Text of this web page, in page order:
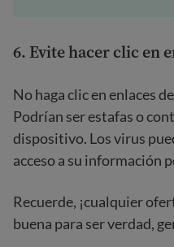
6. Evite hacer clic en
No haga clic en enlaces
Podrían ser estafas o
dispositivo. Los virus
acceso a su información
Recuerde, ¡cualquier
buena para ser verdad,